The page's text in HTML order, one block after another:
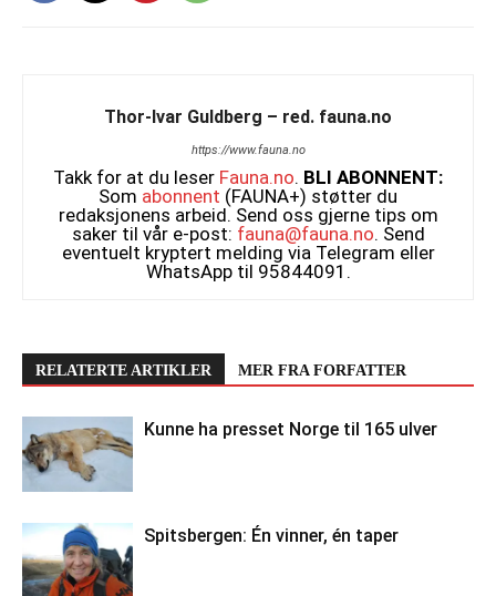
Thor-Ivar Guldberg – red. fauna.no
https://www.fauna.no
Takk for at du leser Fauna.no. BLI ABONNENT:
Som abonnent (FAUNA+) støtter du
redaksjonens arbeid. Send oss gjerne tips om
saker til vår e-post: fauna@fauna.no. Send
eventuelt kryptert melding via Telegram eller
WhatsApp til 95844091.
RELATERTE ARTIKLER MER FRA FORFATTER
Kunne ha presset Norge til 165 ulver
Spitsbergen: Én vinner, én taper